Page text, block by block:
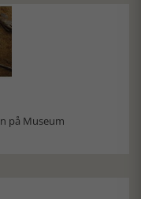
på Museum